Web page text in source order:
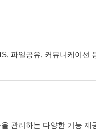
파일공유, 커뮤니케이션
관리하는 다양한 기능 제